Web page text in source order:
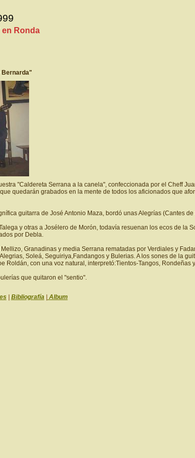
Ronda
Bernarda"
"Caldereta Serrana a la canela", confeccionada por el Cheff
quedarán grabados en la mente de todos los aficionados que
guitarra de José Antonio Maza, bordó unas Alegrías (Cantes
y otras a Josélero de Morón, todavía resuenan los ecos de la
por Debla.
Granadinas y media Serrana rematadas por Verdiales y
Soleá, Seguiriya,Fandangos y Bulerias. A los sones de la
Roldán, con una voz natural, interpretó:Tientos-Tangos, Rondeñas
que quitaron el "sentio".
Bibliografía Album